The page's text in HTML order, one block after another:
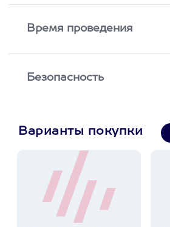
Время проведения
Безопасность
Варианты покупки